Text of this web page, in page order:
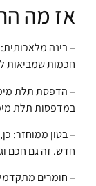
אז מה
– בינה
חכמות שמביאות
– הדפסת תלת
במדפסות תלת
– בטון ממוחזר:
חדש. זה גם חכם
– חומרים